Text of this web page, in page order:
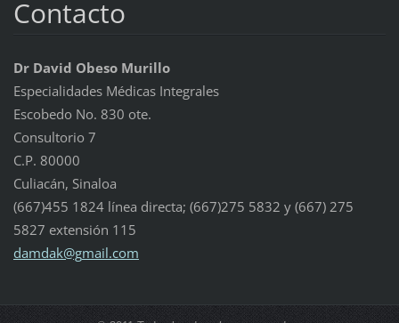
Contacto
Dr David Obeso Murillo
Especialidades Médicas Integrales
Escobedo No. 830 ote.
Consultorio 7
C.P. 80000
Culiacán, Sinaloa
(667)455 1824 línea directa; (667)275 5832 y (667) 275
5827 extensión 115
damdak@gmail.com